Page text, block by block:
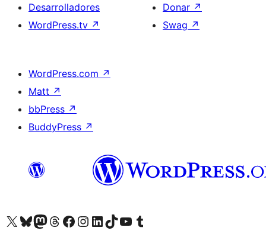
Desarrolladores
WordPress.tv ↗
Donar ↗
Swag ↗
WordPress.com ↗
Matt ↗
bbPress ↗
BuddyPress ↗
Visita nuestra cuenta de X (anteriormente Twitter)
Visita nuestra cuenta de Bluesky
Visita nuestra cuenta de Mastodon
Visita nuestra cuenta de Threads
Visita nuestra página de Facebook
Visita nuestra cuenta de Instagram
Visita nuestra cuenta de LinkedIn
Visita nuestra cuenta de TikTok
Visita nuestro canal de YouTube
Visita nuestra cuenta de Tumblr